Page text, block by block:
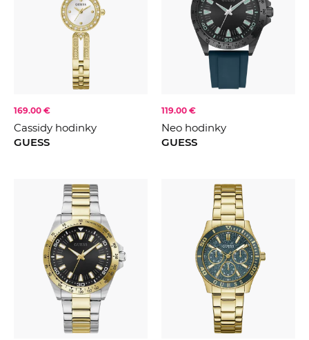
169.00 €
Cassidy hodinky
GUESS
119.00 €
Neo hodinky
GUESS